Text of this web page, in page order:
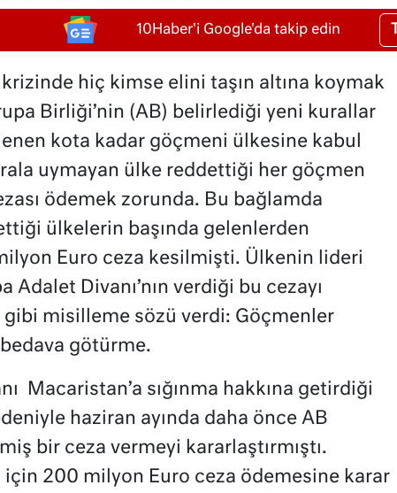
10Haber'i Google'da takip edin
hiç kimse elini taşın altına koymak
Birliği’nin (AB) belirlediği yeni kurallar
kota kadar göçmeni ülkesine kabul
uymayan ülke reddettiği her göçmen
ödemek zorunda. Bu bağlamda
ülkelerin başında gelenlerden
Euro ceza kesilmişti. Ülkenin lideri
Adalet Divanı’nın verdiği bu cezayı
misilleme sözü verdi: Göçmenler
götürme.
Macaristan’a sığınma hakkına getirdiği
haziran ayında daha önce AB
bir ceza vermeyi kararlaştırmıştı.
için 200 milyon Euro ceza ödemesine karar